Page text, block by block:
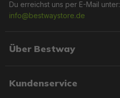
Du erreichst uns per E-Mail unter:
info@bestwaystore.de
Über Bestway
Kundenservice